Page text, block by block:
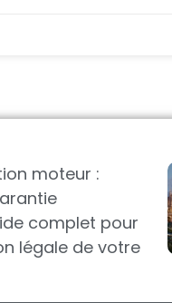
moteur :
complet pour
légale de votre